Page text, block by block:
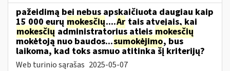
pažeidimą bei nebus apskaičiuota daugiau kaip
15 000 eurų mokesčių....Ar tais atvejais, kai
mokesčių administratorius atleis mokesčių
mokėtoją nuo baudos...sumokėjimo, bus
laikoma, kad toks asmuo atitinka šį kriterijų?
Web turinio sąrašas 2025-05-07